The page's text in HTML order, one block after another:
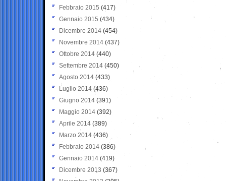
Febbraio 2015 (417)
Gennaio 2015 (434)
Dicembre 2014 (454)
Novembre 2014 (437)
Ottobre 2014 (440)
Settembre 2014 (450)
Agosto 2014 (433)
Luglio 2014 (436)
Giugno 2014 (391)
Maggio 2014 (392)
Aprile 2014 (389)
Marzo 2014 (436)
Febbraio 2014 (386)
Gennaio 2014 (419)
Dicembre 2013 (367)